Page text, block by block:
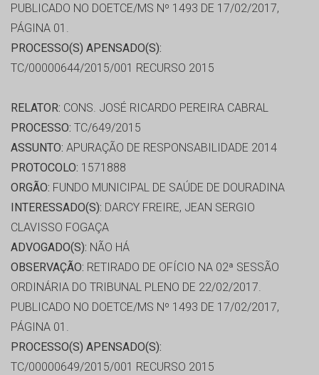
PUBLICADO NO DOETCE/MS Nº 1493 DE 17/02/2017,
PÁGINA 01.
PROCESSO(S) APENSADO(S):
TC/00000644/2015/001 RECURSO 2015
RELATOR: CONS. JOSÉ RICARDO PEREIRA CABRAL
PROCESSO: TC/649/2015
ASSUNTO: APURAÇÃO DE RESPONSABILIDADE 2014
PROTOCOLO: 1571888
ORGÃO: FUNDO MUNICIPAL DE SAÚDE DE DOURADINA
INTERESSADO(S): DARCY FREIRE, JEAN SERGIO
CLAVISSO FOGAÇA
ADVOGADO(S): NÃO HÁ
OBSERVAÇÃO: RETIRADO DE OFÍCIO NA 02ª SESSÃO
ORDINÁRIA DO TRIBUNAL PLENO DE 22/02/2017.
PUBLICADO NO DOETCE/MS Nº 1493 DE 17/02/2017,
PÁGINA 01.
PROCESSO(S) APENSADO(S):
TC/00000649/2015/001 RECURSO 2015